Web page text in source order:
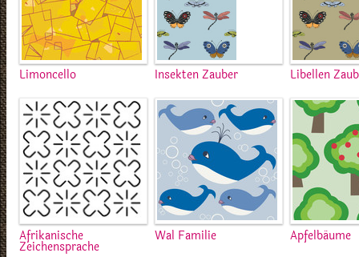
Limoncello Insekten Zauber Libellen
Afrikanische
Zeichensprache
Wal Familie Apfelbäume